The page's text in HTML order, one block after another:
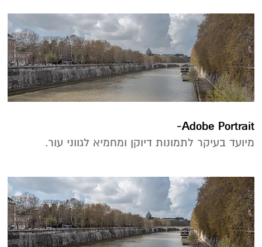
Adobe Portrait-
מיועד בעיקר לתמונות דיוקן ומחמיא לגווני עור.